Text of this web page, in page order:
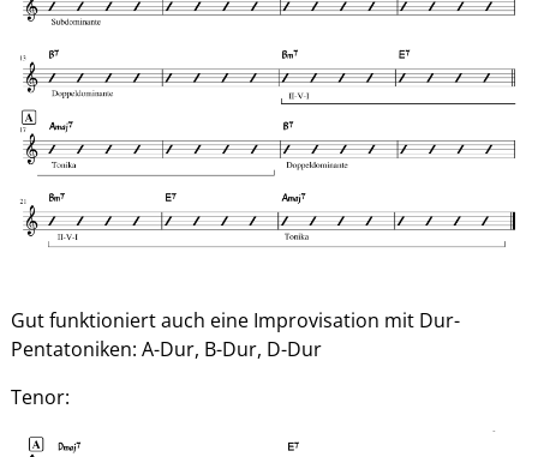
Gut funktioniert auch eine Improvisation mit Dur-
Pentatoniken: A-Dur, B-Dur, D-Dur
Tenor: